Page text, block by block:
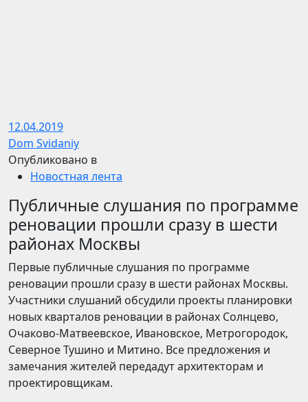
12.04.2019
Dom Svidaniy
Опубликовано в
Новостная лента
Публичные слушания по программе
реновации прошли сразу в шести
районах Москвы
Первые публичные слушания по программе
реновации прошли сразу в шести районах Москвы.
Участники слушаний обсудили проекты планировки
новых кварталов реновации в районах Солнцево,
Очаково-Матвеевское, Ивановское, Метрогородок,
Северное Тушино и Митино. Все предложения и
замечания жителей передадут архитекторам и
проектировщикам.